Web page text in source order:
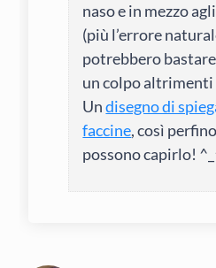
naso e in mezzo
(più l’errore
potrebbero
un colpo
Undisegno di
faccine, così
possono capirlo!